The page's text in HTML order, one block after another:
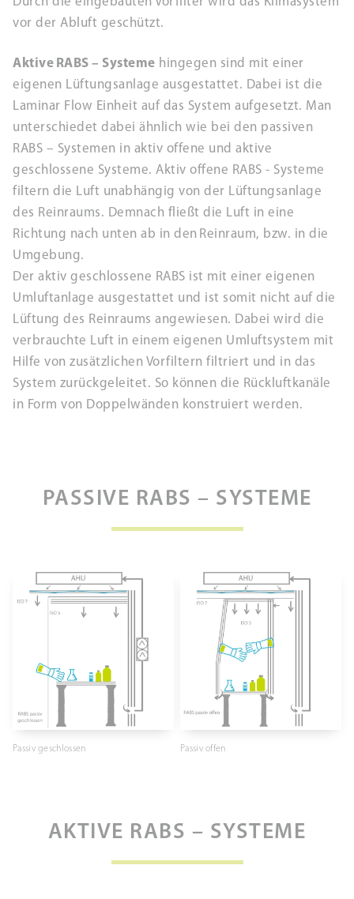
vor der Abluft geschützt.
Aktive RABS – Systeme hingegen sind mit einer
eigenen Lüftungsanlage ausgestattet. Dabei ist die
Laminar Flow Einheit auf das System aufgesetzt. Man
unterschiedet dabei ähnlich wie bei den passiven
RABS – Systemen in aktiv offene und aktive
geschlossene Systeme. Aktiv offene RABS - Systeme
filtern die Luft unabhängig von der Lüftungsanlage
des Reinraums. Demnach fließt die Luft in eine
Richtung nach unten ab in den Reinraum, bzw. in die
Umgebung.
Der aktiv geschlossene RABS ist mit einer eigenen
Umluftanlage ausgestattet und ist somit nicht auf die
Lüftung des Reinraums angewiesen. Dabei wird die
verbrauchte Luft in einem eigenen Umluftsystem mit
Hilfe von zusätzlichen Vorfiltern filtriert und in das
System zurückgeleitet. So können die Rückluftkanäle
in Form von Doppelwänden konstruiert werden.
PASSIVE RABS – SYSTEME
Passiv geschlossen Passiv offen
AKTIVE RABS – SYSTEME